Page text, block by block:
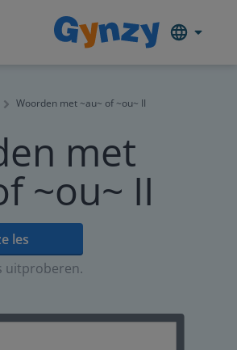
Woorden met ~au~ of ~ou~ II
met
~ou~ II
les
uitproberen.